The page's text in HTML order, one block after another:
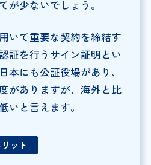
が少ないでしょう。
いて重要な契約を締結す
証を行うサイン証明とい
本にも公証役場があり、
がありますが、海外と比
いと言えます。
ット